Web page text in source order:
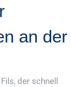
an der
der schnell